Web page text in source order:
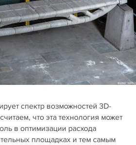
спектр возможностей 3D-
что эта технология может
в оптимизации расхода
площадках и тем самым